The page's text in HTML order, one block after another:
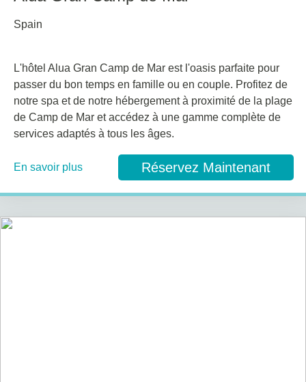
Spain
L'hôtel Alua Gran Camp de Mar est l'oasis parfaite pour
passer du bon temps en famille ou en couple. Profitez de
notre spa et de notre hébergement à proximité de la plage
de Camp de Mar et accédez à une gamme complète de
services adaptés à tous les âges.
En savoir plus Réservez Maintenant